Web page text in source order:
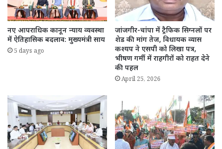
नए आपराधिक कानून न्याय व्यवस्था
में ऐतिहासिक बदलाव: मुख्यमंत्री साय
5 days ago
जांजगीर-चांपा में ट्रैफिक सिग्नलों पर
शेड की मांग तेज, विधायक व्यास
कश्यप ने एसपी को लिखा पत्र,
भीषण गर्मी में राहगीरों को राहत देने
की पहल
April 25, 2026